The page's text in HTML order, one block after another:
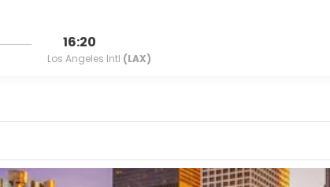
16:20
Los Angeles Intl (LAX)